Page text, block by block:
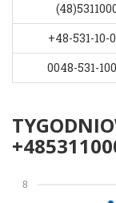
+48-531-10-
0048-531-
8